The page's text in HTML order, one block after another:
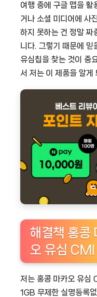
여행 중에 구글 맵을 활
거나 소셜 미디어에 사
하지 못하는 건 정말 짜
니다. 그렇기 때문에 믿
유심칩을 찾는 것이 중
서 저는 이 제품을 알게
해결책 홍콩
오 유심
저는 홍콩 마카오 유심
1GB 무제한 실명등록